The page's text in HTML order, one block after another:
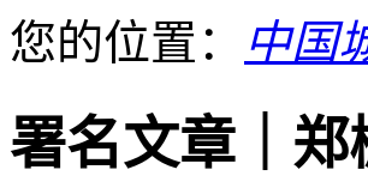
您的位置：
中国
署名文章｜郑